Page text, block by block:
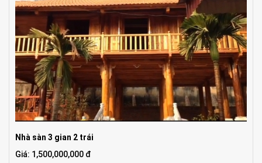
a
t
i
o
n
Nhà sàn 3 gian 2 trái
Giá: 1,500,000,000 đ